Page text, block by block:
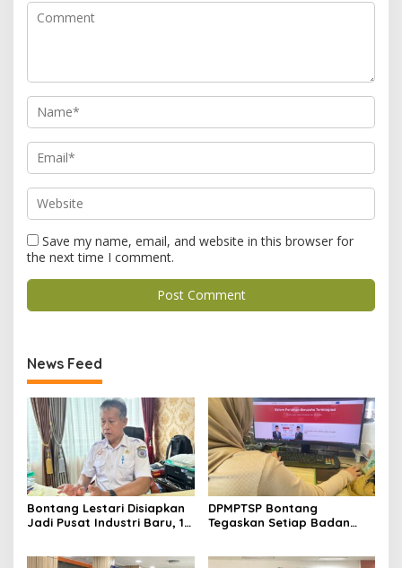
Save my name, email, and website in this browser for
the next time I comment.
News Feed
Bontang Lestari Disiapkan
Jadi Pusat Industri Baru, 18
DPMPTSP Bontang
Tegaskan Setiap Badan